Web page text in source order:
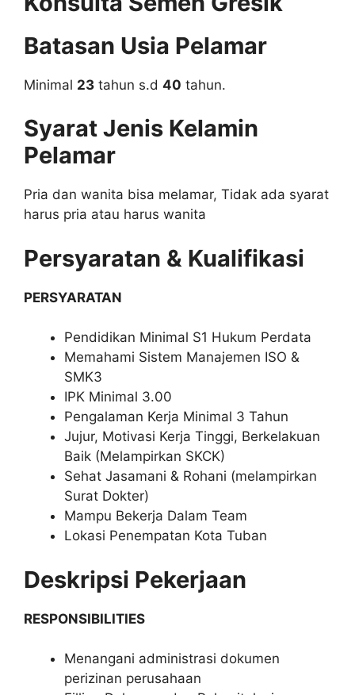
Batasan Usia Pelamar
Minimal 23 tahun s.d 40 tahun.
Syarat Jenis Kelamin
Pelamar
Pria dan wanita bisa melamar, Tidak ada syarat
harus pria atau harus wanita
Persyaratan & Kualifikasi
PERSYARATAN
Pendidikan Minimal S1 Hukum Perdata
Memahami Sistem Manajemen ISO &
SMK3
IPK Minimal 3.00
Pengalaman Kerja Minimal 3 Tahun
Jujur, Motivasi Kerja Tinggi, Berkelakuan
Baik (Melampirkan SKCK)
Sehat Jasamani & Rohani (melampirkan
Surat Dokter)
Mampu Bekerja Dalam Team
Lokasi Penempatan Kota Tuban
Deskripsi Pekerjaan
RESPONSIBILITIES
Menangani administrasi dokumen
perizinan perusahaan